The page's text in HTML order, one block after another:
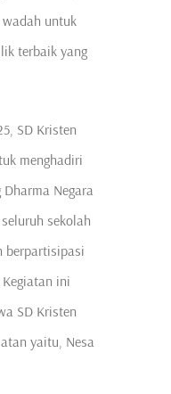
untuk
terbaik yang
SD Kristen
menghadiri
Negara
sekolah
berpartisipasi
ini
SD Kristen
yaitu, Nesa